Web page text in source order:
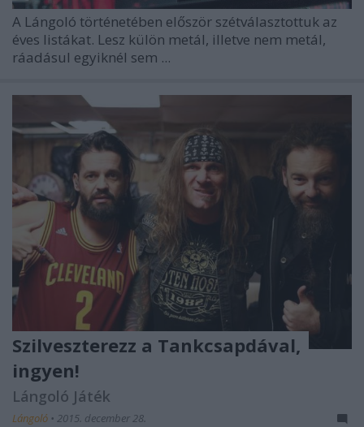
A Lángoló történetében először szétválasztottuk az
éves listákat. Lesz külön metál, illetve nem metál,
ráadásul egyiknél sem ...
Szilveszterezz a Tankcsapdával,
ingyen!
Lángoló Játék
Lángoló • 2015. december 28.